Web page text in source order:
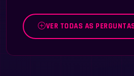
VER TODAS AS